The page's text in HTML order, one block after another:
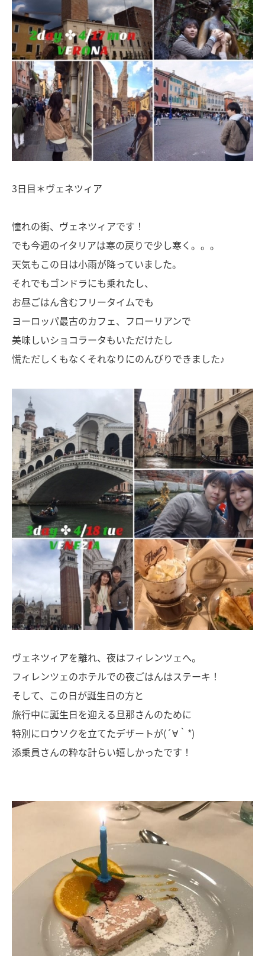
3日目＊ヴェネツィア
憧れの街、ヴェネツィアです！
でも今週のイタリアは寒の戻りで少し寒く。。。
天気もこの日は小雨が降っていました。
それでもゴンドラにも乗れたし、
お昼ごはん含むフリータイムでも
ヨーロッパ最古のカフェ、フローリアンで
美味しいショコラータもいただけたし
慌ただしくもなくそれなりにのんびりできました♪
ヴェネツィアを離れ、夜はフィレンツェへ。
フィレンツェのホテルでの夜ごはんはステーキ！
そして、この日が誕生日の方と
旅行中に誕生日を迎える旦那さんのために
特別にロウソクを立てたデザートが(´∀｀*)
添乗員さんの粋な計らい嬉しかったです！